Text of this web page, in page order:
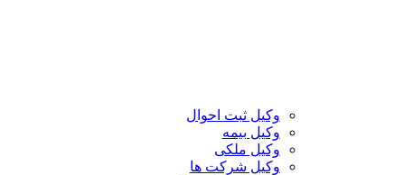
وکیل ثبت احوال
وکیل بیمه
وکیل ملکی
وکیل شرکت ها